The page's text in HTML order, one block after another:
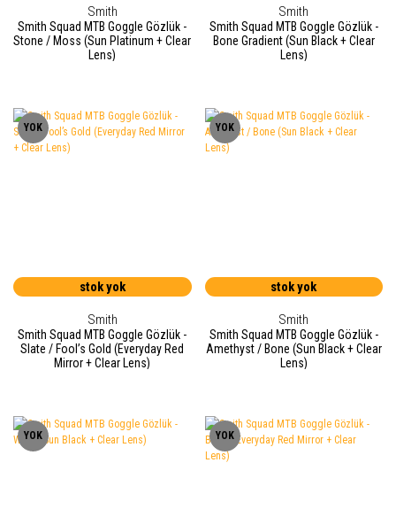
Smith
Smith Squad MTB Goggle Gözlük -
Stone / Moss (Sun Platinum + Clear
Lens)
Smith
Smith Squad MTB Goggle Gözlük -
Bone Gradient (Sun Black + Clear
Lens)
YOK
stok yok
Smith
Smith Squad MTB Goggle Gözlük -
Slate / Fool’s Gold (Everyday Red
Mirror + Clear Lens)
YOK
stok yok
Smith
Smith Squad MTB Goggle Gözlük -
Amethyst / Bone (Sun Black + Clear
Lens)
YOK YOK